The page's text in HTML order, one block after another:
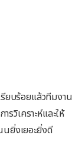
ยบร้อยแล้วทีมงาน
วิเคราะห์และให้
นยิ่งเยอะยิ่งดี